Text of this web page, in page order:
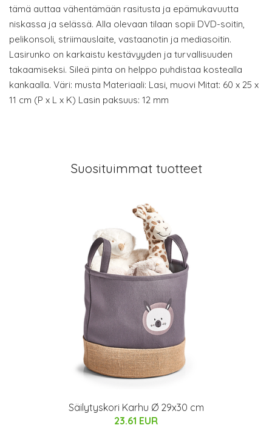
tämä auttaa vähentämään rasitusta ja epämukavuutta
niskassa ja selässä. Alla olevaan tilaan sopii DVD-soitin,
pelikonsoli, striimauslaite, vastaanotin ja mediasoitin.
Lasirunko on karkaistu kestävyyden ja turvallisuuden
takaamiseksi. Sileä pinta on helppo puhdistaa kostealla
kankaalla. Väri: musta Materiaali: Lasi, muovi Mitat: 60 x 25 x
11 cm (P x L x K) Lasin paksuus: 12 mm
Suosituimmat tuotteet
Säilytyskori Karhu Ø 29x30 cm
23.61 EUR